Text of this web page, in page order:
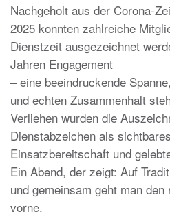
Nachgeholt aus der Corona-
2025 konnten zahlreiche
Dienstzeit ausgezeichnet
Jahren Engagement
– eine beeindruckende
und echten Zusammenhalt
Verliehen wurden die
Dienstabzeichen als
Einsatzbereitschaft und
Ein Abend, der zeigt: Auf
und gemeinsam geht man
vorne.